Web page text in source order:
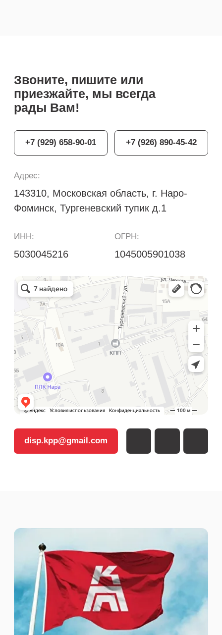
для Вас способом
+7
Я согласен сПолитикой
конфиденциальности